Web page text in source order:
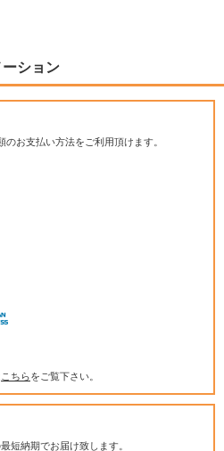
ション
のお支払い方法をご利用頂けます。
こちらをご覧下さい。
短納期でお届け致します。